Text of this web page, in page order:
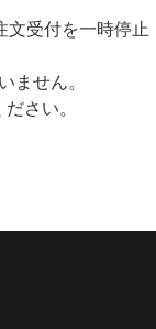
文受付を一時停止
ません。
さい。